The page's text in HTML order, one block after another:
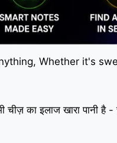
Whether it's
चीज़ का इलाज खारा पानी है